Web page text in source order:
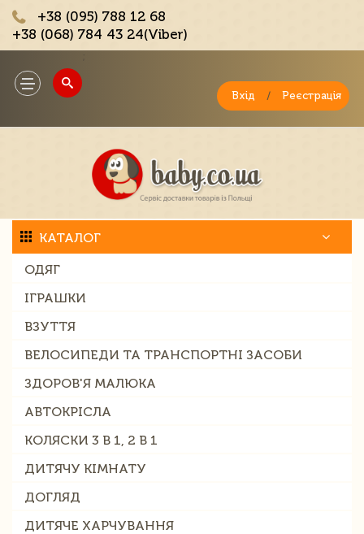
+38 (095) 788 12 68
+38 (068) 784 43 24(Viber)
Toggle
navigation
Вхід / Реєстрація
КАТАЛОГ
ОДЯГ
ІГРАШКИ
ВЗУТТЯ
ВЕЛОСИПЕДИ ТА ТРАНСПОРТНІ ЗАСОБИ
ЗДОРОВ'Я МАЛЮКА
АВТОКРІСЛА
КОЛЯСКИ 3 В 1, 2 В 1
ДИТЯЧУ КІМНАТУ
ДОГЛЯД
ДИТЯЧЕ ХАРЧУВАННЯ